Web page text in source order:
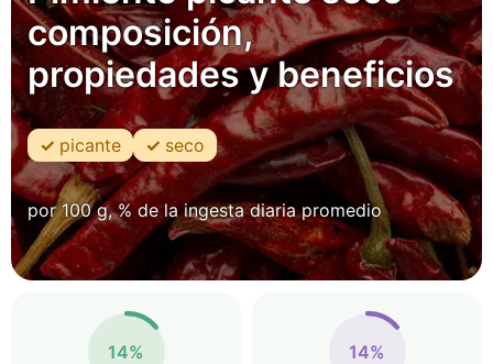
composición,
propiedades y beneficios
picante seco
por 100 g, % de la ingesta diaria promedio
14% 14%